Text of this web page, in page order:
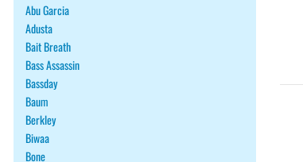
Abu Garcia
Adusta
Bait Breath
Bass Assassin
Bassday
Baum
Berkley
Biwaa
Bone